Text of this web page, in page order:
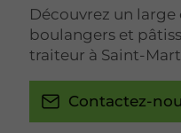
Découvrez un
boulangers et
traiteur à Saint-
Contactez-